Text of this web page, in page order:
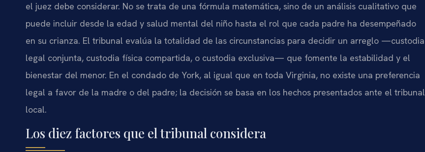
el juez debe considerar. No se trata de una fórmula matemática, sino de un análisis cualitativo que
puede incluir desde la edad y salud mental del niño hasta el rol que cada padre ha desempeñado
en su crianza. El tribunal evalúa la totalidad de las circunstancias para decidir un arreglo —custodia
legal conjunta, custodia física compartida, o custodia exclusiva— que fomente la estabilidad y el
bienestar del menor. En el condado de York, al igual que en toda Virginia, no existe una preferencia
legal a favor de la madre o del padre; la decisión se basa en los hechos presentados ante el tribunal
local.
Los diez factores que el tribunal considera